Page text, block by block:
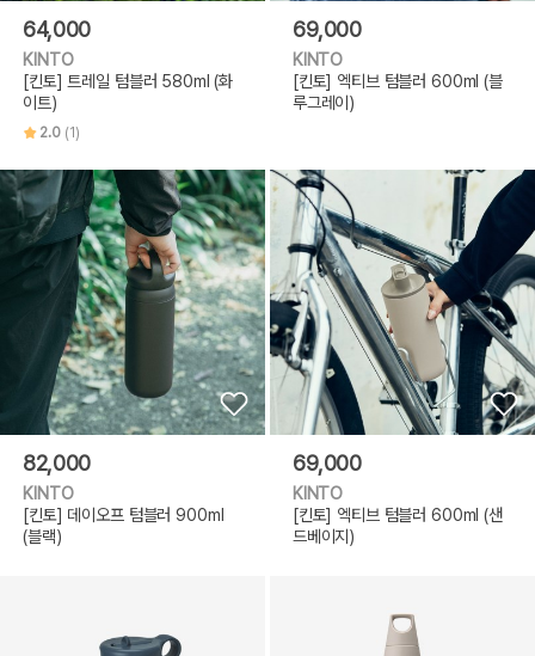
64,000
KINTO
[킨토] 트레일 텀블러 580ml (화
이트)
2.0 (1)
69,000
KINTO
[킨토] 엑티브 텀블러 600ml (블
루그레이)
82,000
KINTO
[킨토] 데이오프 텀블러 900ml
(블랙)
69,000
KINTO
[킨토] 엑티브 텀블러 600ml (샌
드베이지)